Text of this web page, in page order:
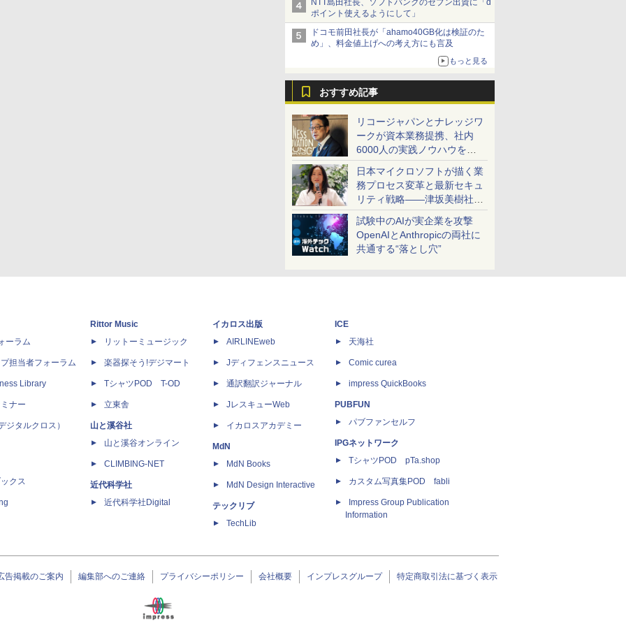
NTT島田社長、ソフトバンクのセブン出資に「d
ポイント使えるようにして」
ドコモ前田社長が「ahamo40GB化は検証のた
め」、料金値上げへの考え方にも言及
もっと見る
おすすめ記事
リコージャパンとナレッジワ
ークが資本業務提携、社内
6000人の実践ノウハウを生
かした「AI商談記録 for
RICOH」を展開へ
日本マイクロソフトが描く業
務プロセス変革と最新セキュ
リティ戦略――津坂美樹社長
が2027年度戦略を説明
試験中のAIが実企業を攻撃
OpenAIとAnthropicの両社に
共通する“落とし穴”
ーラム
担当者フォーラム
Library
ナー
ジタルクロス）
クス
Rittor Music
リットーミュージック
楽器探そう!デジマート
TシャツPOD T-OD
立東舎
山と溪谷社
山と溪谷オンライン
CLIMBING-NET
近代科学社
近代科学社Digital
イカロス出版
AIRLINEweb
Jディフェンスニュース
通訳翻訳ジャーナル
JレスキューWeb
イカロスアカデミー
MdN
MdN Books
MdN Design Interactive
テックリブ
TechLib
ICE
天海社
Comic curea
impress QuickBooks
PUBFUN
パブファンセルフ
IPGネットワーク
TシャツPOD pTa.shop
カスタム写真集POD fabli
Impress Group Publication
Information
告掲載のご案内 編集部へのご連絡 プライバシーポリシー 会社概要 インプレスグループ 特定商取引法に基づく表示